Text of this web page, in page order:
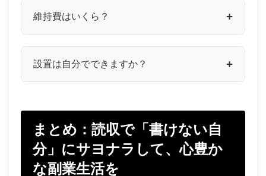
維持費はいくら？
設置は自分でできますか？
まとめ：読収で「書けない自
分」にサヨナラして、心豊か
な副業生活を